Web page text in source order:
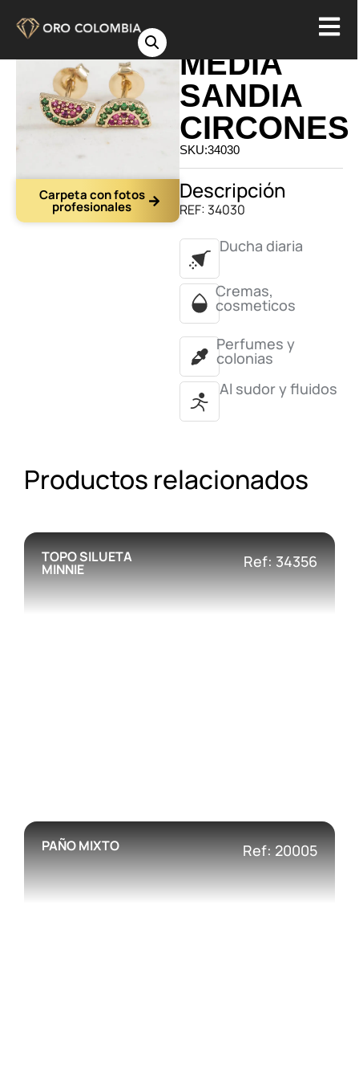
Carpeta con fotos
profesionales
MEDIA
SANDIA
CIRCONES
SKU:34030
Descripción
REF: 34030
Ducha diaria
Cremas,
cosmeticos
Perfumes y
colonias
Al sudor y fluidos
Productos relacionados
TOPO SILUETA
MINNIE Ref: 34356
PAÑO MIXTO Ref: 20005